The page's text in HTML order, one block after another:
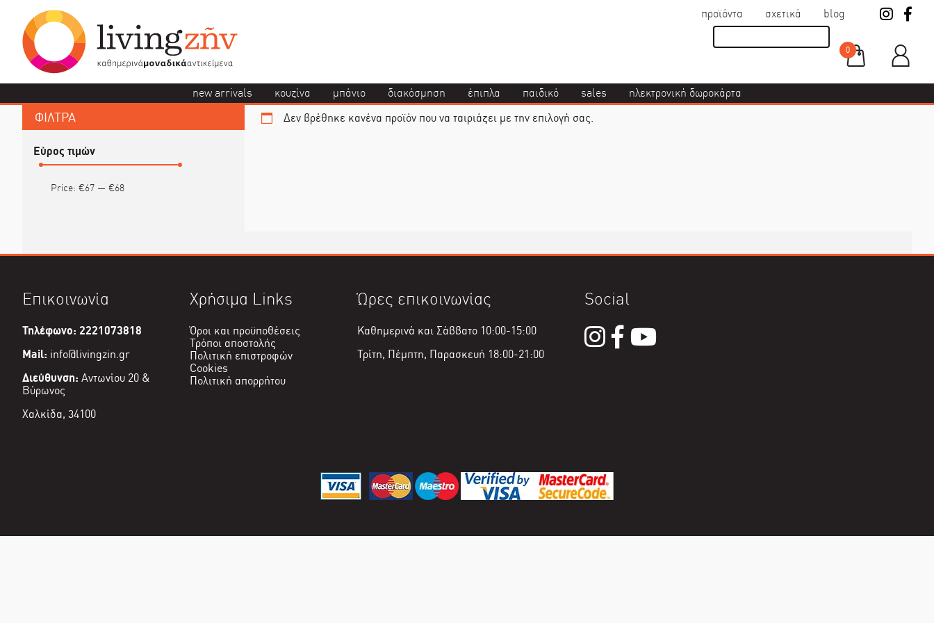
προϊόντα σχετικά blog
0
new arrivals κουζίνα μπάνιο διακόσμηση έπιπλα παιδικό sales ηλεκτρονική δωροκάρτα
ΦΙΛΤΡΑ
Εύρος τιμών
Price: €67— €68
Δεν βρέθηκε κανένα προϊόν που να ταιριάζει με την επιλογή σας.
Επικοινωνία
Τηλέφωνο: 2221073818
Mail: info@livingzin.gr
Διεύθυνση: Αντωνίου 20 &
Βύρωνος
Χαλκίδα, 34100
Χρήσιμα Links
Όροι και προϋποθέσεις
Τρόποι αποστολής
Πολιτική επιστροφών
Cookies
Πολιτική απορρήτου
Ώρες επικοινωνίας
Καθημερινά και Σάββατο 10:00-15:00
Τρίτη, Πέμπτη, Παρασκευή 18:00-21:00
Social